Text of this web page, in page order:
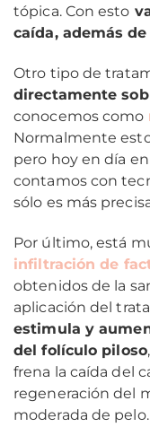
tópica. Con esto
caída, además
Otro tipo de
directamente
conocemos como
Normalmente
pero hoy en día
contamos con
sólo es más
Por último, está
infiltración de
obtenidos de la
aplicación del
estimula y
del folículo piloso
frena la caída del
regeneración del
moderada de pelo.